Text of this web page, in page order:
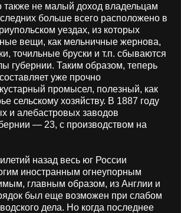
также не малый доход владельцам
больше всего расположено в
уездах, из которых
вещи, как мельничные жернова,
точильные бруски и т.п. сбываются
губернии. Таким образом, теперь
уже прочно
промысел, полезный, как
сельскому хозяйству. В 1887 году
и алебастровых заводов
— 23, с производством на
назад весь юг России
иностранным огнеупорным
главным образом, из Англии и
был еще возможен при слабом
дела. Но когда последнее